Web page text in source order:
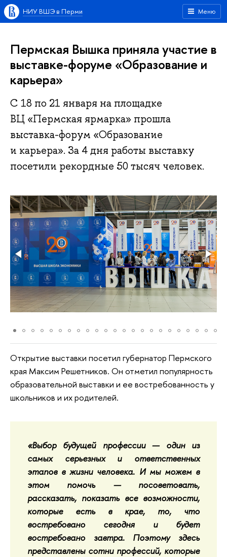
Меню
НИУ ВШЭ в Перми
Пермская Вышка приняла участие в
выставке-форуме «Образование и
карьера»
С 18 по 21 января на площадке
ВЦ «Пермская ярмарка» прошла
выставка-форум «Образование
и карьера». За 4 дня работы выставку
посетили рекордные 50 тысяч человек.
Открытие выставки посетил губернатор Пермского
края Максим Решетников. Он отметил популярность
образовательной выставки и ее востребованность у
школьников и их родителей.
«Выбор будущей профессии — один из
самых серьезных и ответственных
этапов в жизни человека. И мы можем в
этом помочь — посоветовать,
рассказать, показать все возможности,
которые есть в крае, то, что
востребовано сегодня и будет
востребовано завтра. Поэтому здесь
представлены сотни профессий, которые